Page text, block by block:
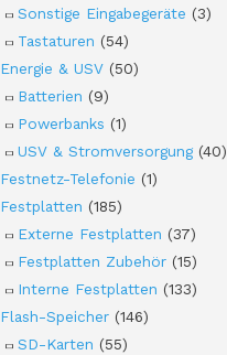
Sonstige Eingabegeräte (3)
Tastaturen (54)
Energie & USV (50)
Batterien (9)
Powerbanks (1)
USV & Stromversorgung (40)
Festnetz-Telefonie (1)
Festplatten (185)
Externe Festplatten (37)
Festplatten Zubehör (15)
Interne Festplatten (133)
Flash-Speicher (146)
SD-Karten (55)